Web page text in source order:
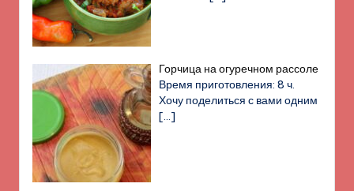
Горчица на огуречном рассоле
Время приготовления: 8 ч.
Хочу поделиться с вами одним
[…]